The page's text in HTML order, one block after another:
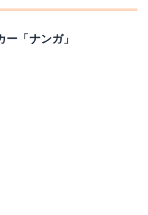
「ナンガ」